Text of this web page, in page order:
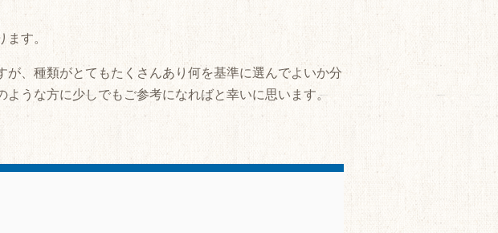
す。
が、種類がとてもたくさんあり何を基準に選んでよいか分
ような方に少しでもご参考になればと幸いに思います。